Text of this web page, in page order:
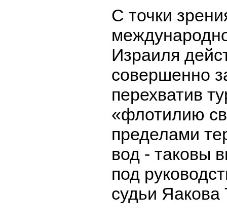
С точки
Израиля
совершенно
перехватив
«флотилию
пределами
вод - таковы
под
судьи Яакова